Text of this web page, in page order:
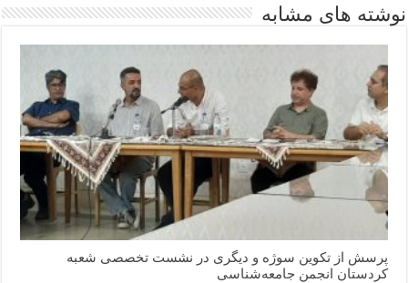
نوشته های مشابه
پرسش از تکوین سوژه و دیگری در نشست تخصصی شعبه
کردستان انجمن جامعه‌شناسی